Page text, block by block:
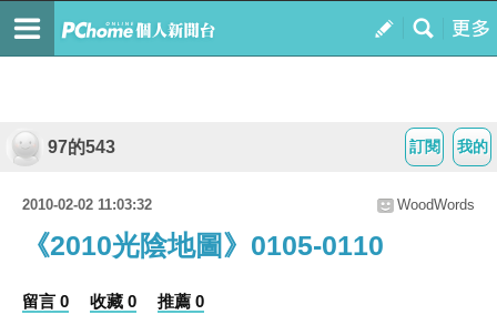
我的
訂閱
97的543
2010-02-02 11:03:32 WoodWords
《2010光陰地圖》0105-0110
留言 0 收藏 0 推薦 0